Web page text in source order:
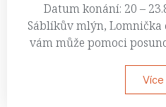
Datum konání: 20 –
Sáblíkův mlýn, Lomnička
vám může pomoci
Více